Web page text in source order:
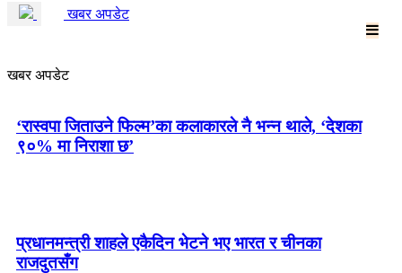
खबर अपडेट
खबर अपडेट
‘रास्वपा जिताउने फिल्म’का कलाकारले नै भन्न थाले, ‘देशका
९०% मा निराशा छ’
प्रधानमन्त्री शाहले एकैदिन भेटने भए भारत र चीनका
राजदुतसँग